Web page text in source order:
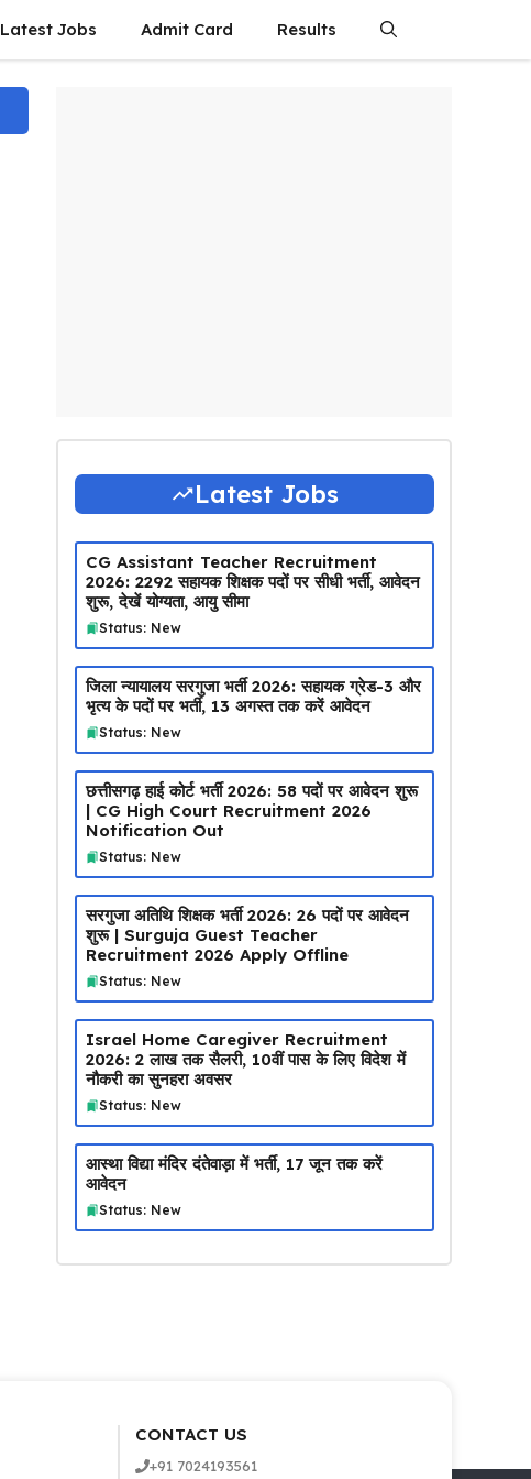
Latest Jobs Admit Card Results
Latest Jobs
CG Assistant Teacher Recruitment
2026: 2292 सहायक शिक्षक पदों पर सीधी भर्ती, आवेदन
शुरू, देखें योग्यता, आयु सीमा
Status: New
जिला न्यायालय सरगुजा भर्ती 2026: सहायक ग्रेड-3 और
भृत्य के पदों पर भर्ती, 13 अगस्त तक करें आवेदन
Status: New
छत्तीसगढ़ हाई कोर्ट भर्ती 2026: 58 पदों पर आवेदन शुरू
| CG High Court Recruitment 2026
Notification Out
Status: New
सरगुजा अतिथि शिक्षक भर्ती 2026: 26 पदों पर आवेदन
शुरू | Surguja Guest Teacher
Recruitment 2026 Apply Offline
Status: New
Israel Home Caregiver Recruitment
2026: ₹2 लाख तक सैलरी, 10वीं पास के लिए विदेश में
नौकरी का सुनहरा अवसर
Status: New
आस्था विद्या मंदिर दंतेवाड़ा में भर्ती, 17 जून तक करें
आवेदन
Status: New
CONTACT US
+91 7024193561